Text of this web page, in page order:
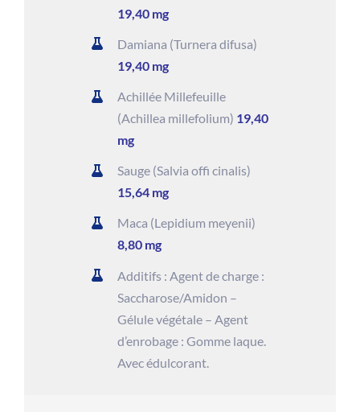
19,40 mg
Damiana (Turnera difusa)
19,40 mg
Achillée Millefeuille
(Achillea millefolium) 19,40
mg
Sauge (Salvia offi cinalis)
15,64 mg
Maca (Lepidium meyenii)
8,80 mg
Additifs : Agent de charge :
Saccharose/Amidon –
Gélule végétale – Agent
d’enrobage : Gomme laque.
Avec édulcorant.